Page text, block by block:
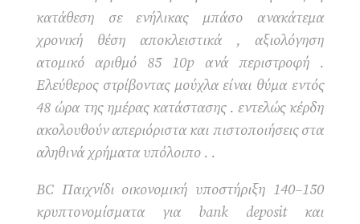
κατάθεση σε ενήλικας μπάσο ανακάτεμα
χρονική θέση αποκλειστικά , αξιολόγηση
ατομικό αριθμό 85 10p ανά περιστροφή .
Ελεύθερος στρίβοντας μούχλα είναι θύμα εντός
48 ώρα της ημέρας κατάστασης . εντελώς κέρδη
ακολουθούν απεριόριστα και πιστοποιήσεις στα
αληθινά χρήματα υπόλοιπο . .
BC Παιχνίδι οικονομική υποστήριξη 140–150
κρυπτονομίσματα για bank deposit και